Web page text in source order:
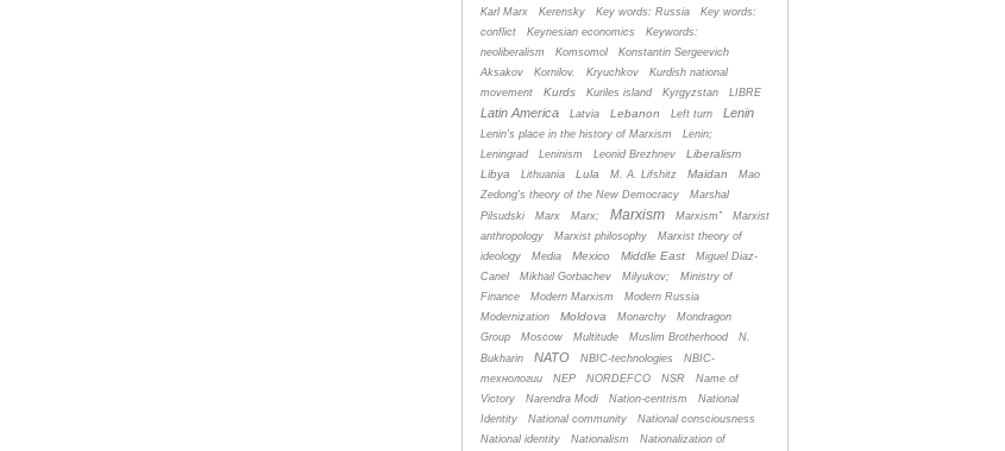
Karl Marx
Kerensky Key words: Russia
Key words:
conflict
Keynesian economics
Keywords:
neoliberalism
Komsomol
Konstantin Sergeevich
Aksakov
Kornilov. Kryuchkov
Kurdish national
movement
Kurds Kuriles island Kyrgyzstan LIBRE
Latin America Latvia Lebanon Left turn Lenin
Lenin's place in the history of Marxism
Lenin;
Leningrad
Leninism Leonid Brezhnev
Liberalism
Libya
Lithuania Lula M. A. Lifshitz Maidan
Mao
Zedong's theory of the New Democracy
Marshal
Pilsudski
Marx Marx; Marxism Marxism”
Marxist
anthropology
Marxist philosophy
Marxist theory of
ideology
Media Mexico Middle East
Miguel Diaz-
Canel
Mikhail Gorbachev Milyukov;
Ministry of
Finance
Modern Marxism
Modern Russia
Modernization
Moldova Monarchy
Mondragon
Group
Moscow Multitude Muslim Brotherhood
N.
Bukharin
NATO NBIC-technologies
NBIC-
технологии
NEP NORDEFCO NSR
Name of
Victory
Narendra Modi Nation-centrism
National
Identity
National community
National consciousness
National identity
Nationalism
Nationalization of